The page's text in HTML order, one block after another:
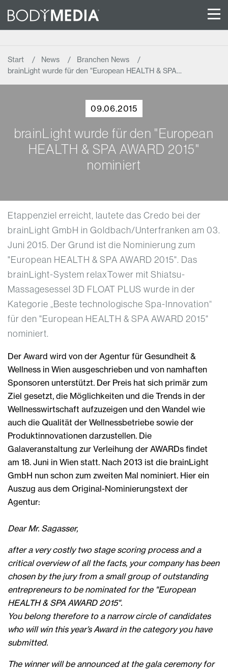
Start News
Branchen News
brainLight wurde für den "European HEALTH & SPA…
09.06.2015
brainLight wurde für den "European
HEALTH & SPA AWARD 2015"
nominiert
Etappenziel erreicht, lautete das Credo bei der
brainLight GmbH in Goldbach/Unterfranken am 03.
Juni 2015. Der Grund ist die Nominierung zum
"European HEALTH & SPA AWARD 2015". Das
brainLight-System relaxTower mit Shiatsu-
Massagesessel 3D FLOAT PLUS wurde in der
Kategorie „Beste technologische Spa-Innovation“
für den "European HEALTH & SPA AWARD 2015"
nominiert.
Der Award wird von der Agentur für Gesundheit &
Wellness in Wien ausgeschrieben und von namhaften
Sponsoren unterstützt. Der Preis hat sich primär zum
Ziel gesetzt, die Möglichkeiten und die Trends in der
Wellnesswirtschaft aufzuzeigen und den Wandel wie
auch die Qualität der Wellnessbetriebe sowie der
Produktinnovationen darzustellen. Die
Galaveranstaltung zur Verleihung der AWARDs findet
am 18. Juni in Wien statt. Nach 2013 ist die brainLight
GmbH nun schon zum zweiten Mal nominiert. Hier ein
Auszug aus dem Original-Nominierungstext der
Agentur:
Dear Mr. Sagasser,
after a very costly two stage scoring process and a
critical overview of all the facts, your company has been
chosen by the jury from a small group of outstanding
entrepreneurs to be nominated for the "European
HEALTH & SPA AWARD 2015".
You belong therefore to a narrow circle of candidates
who will win this year’s Award in the category you have
submitted.
The winner will be announced at the gala ceremony for